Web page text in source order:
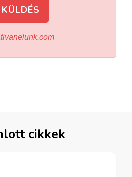
KÜLDÉS
cikkek